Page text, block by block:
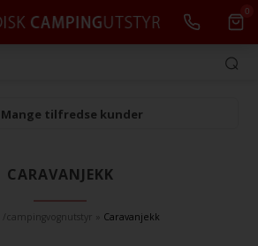
0
Mange tilfredse kunder
CARAVANJEKK
/campingvognutstyr Caravanjekk